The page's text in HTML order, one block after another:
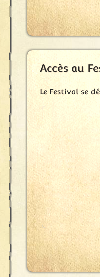
Accès au
Le Festival se